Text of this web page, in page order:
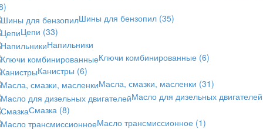
Шины для бензопил (35)
Цепи (33)
Напильники
Ключи комбинированные (6)
Канистры (6)
Масла, смазки, масленки (31)
Масло для дизельных двигателей
Смазка (8)
Масло трансмиссионное (1)